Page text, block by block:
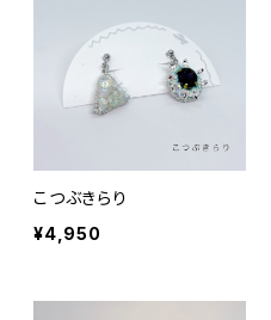
こつぶきらり
¥4,950